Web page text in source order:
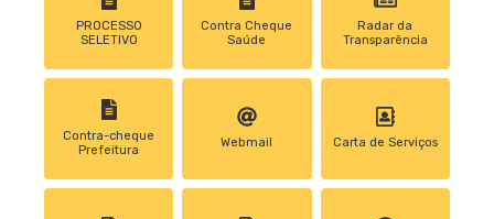
PROCESSO
SELETIVO
Contra Cheque
Saúde
Radar da
Transparência
Contra-cheque
Prefeitura
Webmail Carta de Serviços